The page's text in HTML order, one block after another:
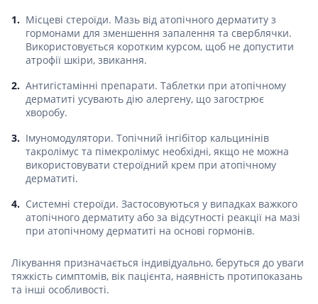
Місцеві стероїди. Мазь від атопічного дерматиту з
гормонами для зменшення запалення та сверблячки.
Використовується коротким курсом, щоб не допустити
атрофії шкіри, звикання.
Антигістамінні препарати. Таблетки при атопічному
дерматиті усувають дію алергену, що загострює
хворобу.
Імуномодулятори. Топічний інгібітор кальцинінів
такролімус та пімекролімус необхідні, якщо не можна
використовувати стероїдний крем при атопічному
дерматиті.
Системні стероїди. Застосовуються у випадках важкого
атопічного дерматиту або за відсутності реакції на мазі
при атопічному дерматиті на основі гормонів.
Лікування призначається індивідуально, беруться до уваги
тяжкість симптомів, вік пацієнта, наявність протипоказань
та інші особливості.